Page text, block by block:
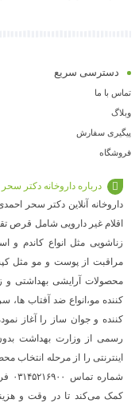
دسترسی سریع
تماس با ما
وبلاگ
پیگیری سفارش
فروشگاه
درباره داروخانه دکتر
داروخانه آنلاین دکتر سحر
اقلام غیر دارویی شامل قرص
زناشویی مثل انواع کاندم
مراقبت از پوست و مو مثل
محصولات آرایشی بهداشتی و
کننده مو،انواع ضد آفتاب
کننده و جوان ساز را آغاز
رسمی از وزارت بهداشت
اینترنتی را از مرحله انتخاب
کمک می‌کند تا در وقت و